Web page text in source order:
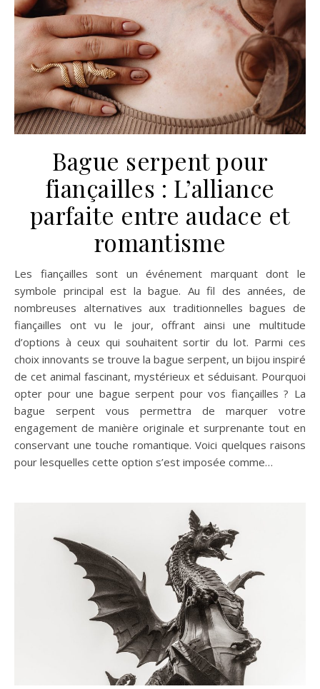
Bague serpent pour
fiançailles : L’alliance
parfaite entre audace et
romantisme
Les fiançailles sont un événement marquant dont le
symbole principal est la bague. Au fil des années, de
nombreuses alternatives aux traditionnelles bagues de
fiançailles ont vu le jour, offrant ainsi une multitude
d’options à ceux qui souhaitent sortir du lot. Parmi ces
choix innovants se trouve la bague serpent, un bijou inspiré
de cet animal fascinant, mystérieux et séduisant. Pourquoi
opter pour une bague serpent pour vos fiançailles ? La
bague serpent vous permettra de marquer votre
engagement de manière originale et surprenante tout en
conservant une touche romantique. Voici quelques raisons
pour lesquelles cette option s’est imposée comme…